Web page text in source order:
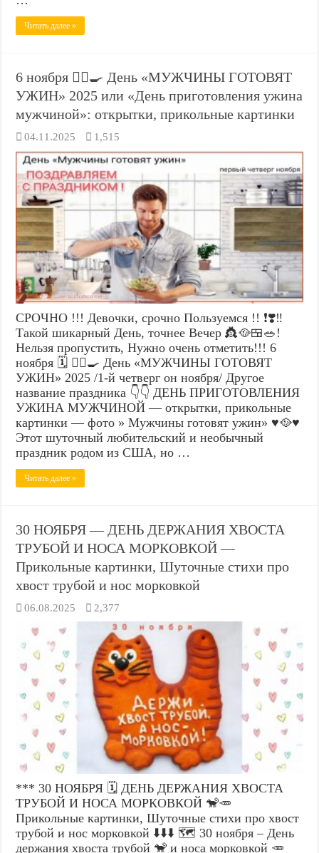
Читать далее »
6 ноября 🙋‍♂️🍳 День «МУЖЧИНЫ ГОТОВЯТ
УЖИН» 2025 или «День приготовления ужина
мужчиной»: открытки, прикольные картинки
04.11.2025 1,515
СРОЧНО !!! Девочки, срочно Пользуемся !! ❗❣️‼️
Такой шикарный День, точнее Вечер 👸🥘🍱🥗!
Нельзя пропустить, Нужно очень отметить!!! 6
ноября 🗓️ 🙋‍♂️🍳 День «МУЖЧИНЫ ГОТОВЯТ
УЖИН» 2025 /1-й четверг он ноября/ Другое
название праздника 👇👇 ДЕНЬ ПРИГОТОВЛЕНИЯ
УЖИНА МУЖЧИНОЙ — открытки, прикольные
картинки — фото » Мужчины готовят ужин» ♥️🥘♥️
Этот шуточный любительский и необычный
праздник родом из США, но …
Читать далее »
30 НОЯБРЯ — ДЕНЬ ДЕРЖАНИЯ ХВОСТА
ТРУБОЙ И НОСА МОРКОВКОЙ —
Прикольные картинки, Шуточные стихи про
хвост трубой и нос морковкой
06.08.2025 2,377
*** 30 НОЯБРЯ 🗓️ ДЕНЬ ДЕРЖАНИЯ ХВОСТА
ТРУБОЙ И НОСА МОРКОВКОЙ 🐒🥕
Прикольные картинки, Шуточные стихи про хвост
трубой и нос морковкой ⬇️⬇️⬇️ 🗺️ 30 ноября – День
держания хвоста трубой 🐒 и носа морковкой 🥕